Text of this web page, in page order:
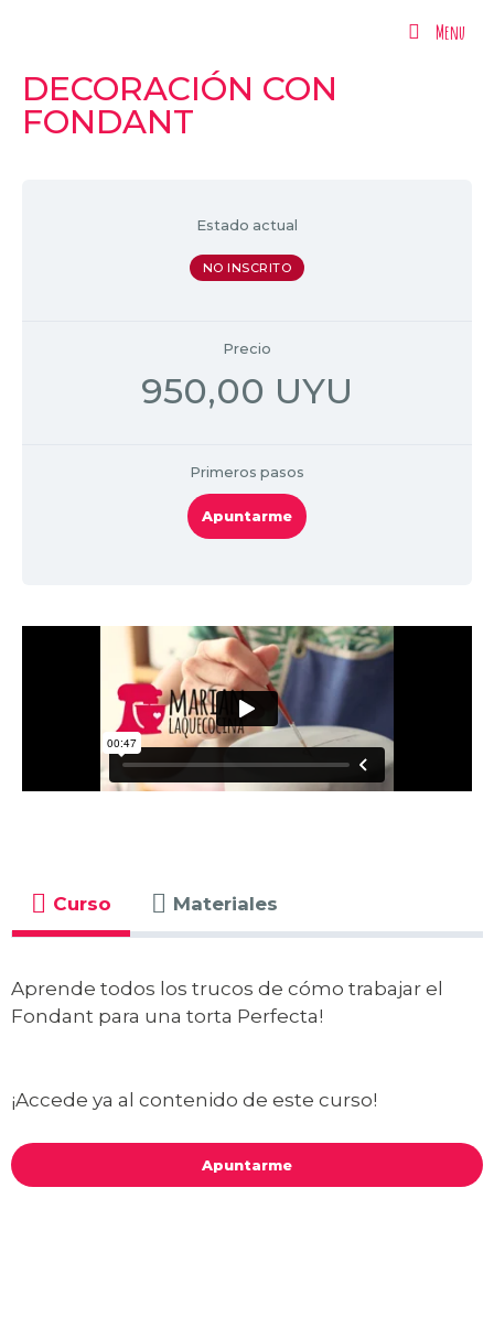
Menu
Menu
DECORACIÓN CON
FONDANT
Estado actual
NO INSCRITO
Precio
950,00 UYU
Primeros pasos
Apuntarme
Curso Materiales
Aprende todos los trucos de cómo trabajar el
Fondant para una torta Perfecta!
¡Accede ya al contenido de este curso!
Apuntarme